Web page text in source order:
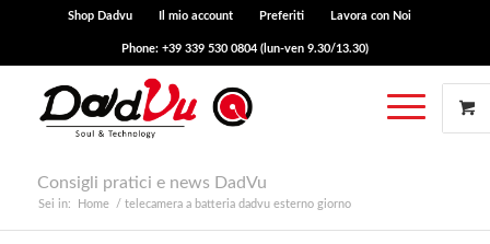
Shop Dadvu Il mio account Preferiti Lavora con Noi
Phone: +39 339 530 0804 (lun-ven 9.30/13.30)
Consigli pratici e news DadVu
Sei in: Home / telecamera a batteria dadvu esterno giorno